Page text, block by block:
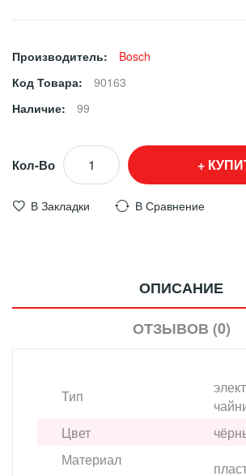
Производитель:
Bosch
Код Товара:
90163
Наличие:
99
Кол-Во
В Закладки В Сравнение
ОПИСАНИЕ
ОТЗЫВОВ (0)
Тип
Цвет
Материал